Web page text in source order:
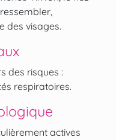
des visages.
des risques :
respiratoires.
actives